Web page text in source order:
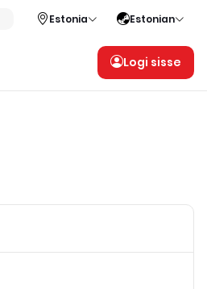
Estonia Estonian
Logi sisse